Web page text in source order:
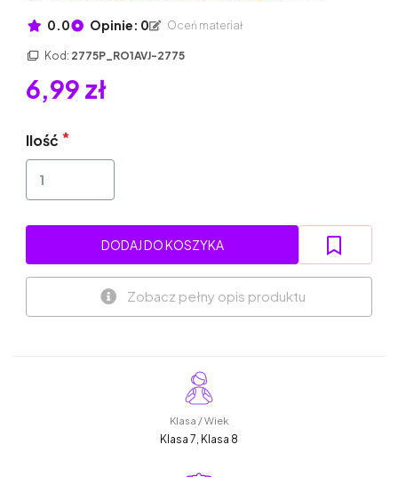
0.0 Opinie: 0 Oceń materiał
Kod: 2775P_RO1AVJ-2775
6,99 zł
Ilość
DODAJ DO KOSZYKA
Zobacz pełny opis produktu
Klasa / Wiek
Klasa 7, Klasa 8